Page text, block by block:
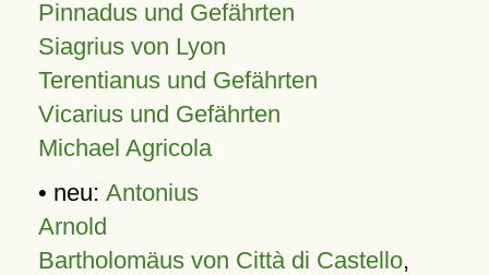
Pinnadus und Gefährten
Siagrius von Lyon
Terentianus und Gefährten
Vicarius und Gefährten
Michael Agricola
• neu: Antonius
Arnold
Bartholomäus von Città di Castello,